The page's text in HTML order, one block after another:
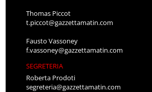
Thomas Piccot
t.piccot@gazzettamatin.com
Fausto Vassoney
f.vassoney@gazzettamatin.com
SEGRETERIA
Roberta Prodoti
segreteria@gazzettamatin.com